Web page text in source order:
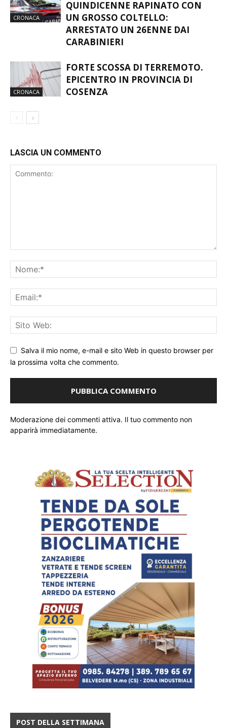
CRONACA
QUINDICENNE RAPINATO CON
UN GROSSO COLTELLO:
ARRESTATO UN 26ENNE DAI
CARABINIERI
CRONACA
FORTE SCOSSA DI TERREMOTO.
EPICENTRO IN PROVINCIA DI
COSENZA
LASCIA UN COMMENTO
Salva il mio nome, e-mail e sito Web in questo browser per
la prossima volta che commento.
Moderazione dei commenti attiva. Il tuo commento non
apparirà immediatamente.
POST DELLA SETTIMANA